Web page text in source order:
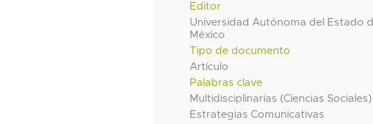
Editor
Universidad Autónoma del Estado
México
Tipo de documento
Artículo
Palabras clave
Multidisciplinarias (Ciencias Sociales)
Estrategias Comunicativas